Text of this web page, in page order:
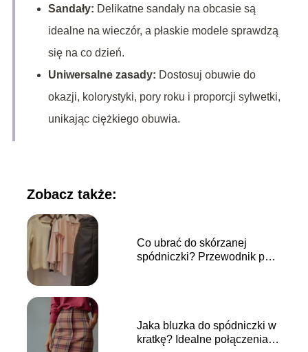
Sandały: Delikatne sandały na obcasie są
idealne na wieczór, a płaskie modele sprawdzą
się na co dzień.
Uniwersalne zasady: Dostosuj obuwie do
okazji, kolorystyki, pory roku i proporcji sylwetki,
unikając ciężkiego obuwia.
Zobacz także:
Co ubrać do skórzanej
spódniczki? Przewodnik po
Jaka bluzka do spódniczki w
kratkę? Idealne połączenia